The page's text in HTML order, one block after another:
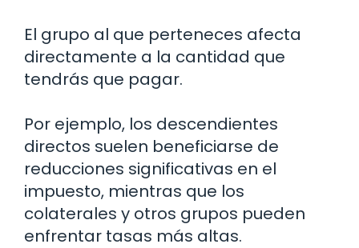
El grupo al que perteneces afecta
directamente a la cantidad que
tendrás que pagar.
Por ejemplo, los descendientes
directos suelen beneficiarse de
reducciones significativas en el
impuesto, mientras que los
colaterales y otros grupos pueden
enfrentar tasas más altas.